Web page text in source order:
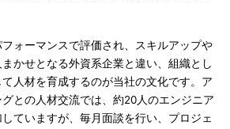
ォーマンスで評価され、スキルアップや
かせとなる外資系企業と違い、組織とし
人材を育成するのが当社の文化です。ア
との人材交流では、約20人のエンジニア
ていますが、毎月面談を行い、プロジェ